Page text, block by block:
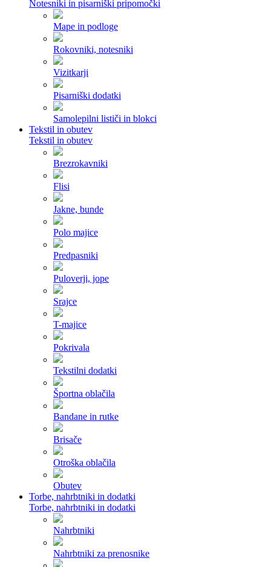
Notesniki in pisarniški pripomočki
Mape in podloge
Rokovniki, notesniki
Vizitkarji
Pisarniški dodatki
Samolepilni lističi in blokci
Tekstil in obutev
Tekstil in obutev
Brezrokavniki
Flisi
Jakne, bunde
Polo majice
Predpasniki
Puloverji, jope
Srajce
T-majice
Pokrivala
Tekstilni dodatki
Športna oblačila
Bandane in rutke
Brisače
Otroška oblačila
Obutev
Torbe, nahrbtniki in dodatki
Torbe, nahrbtniki in dodatki
Nahrbtniki
Nahrbtniki za prenosnike